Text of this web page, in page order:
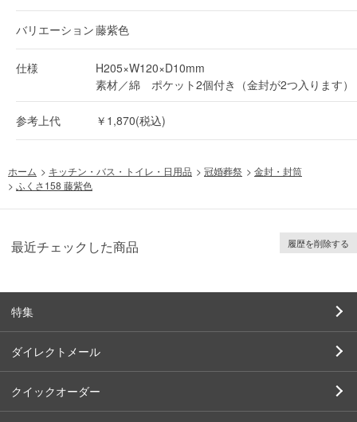
バリエーション藤紫色
仕様
H205×W120×D10mm
素材／綿 ポケット2個付き（金封が2つ入ります）
参考上代 ￥1,870(税込)
ホーム > キッチン・バス・トイレ・日用品 > 冠婚葬祭 > 金封・封筒
> ふくさ158 藤紫色
最近チェックした商品 履歴を削除する
特集
ダイレクトメール
クイックオーダー